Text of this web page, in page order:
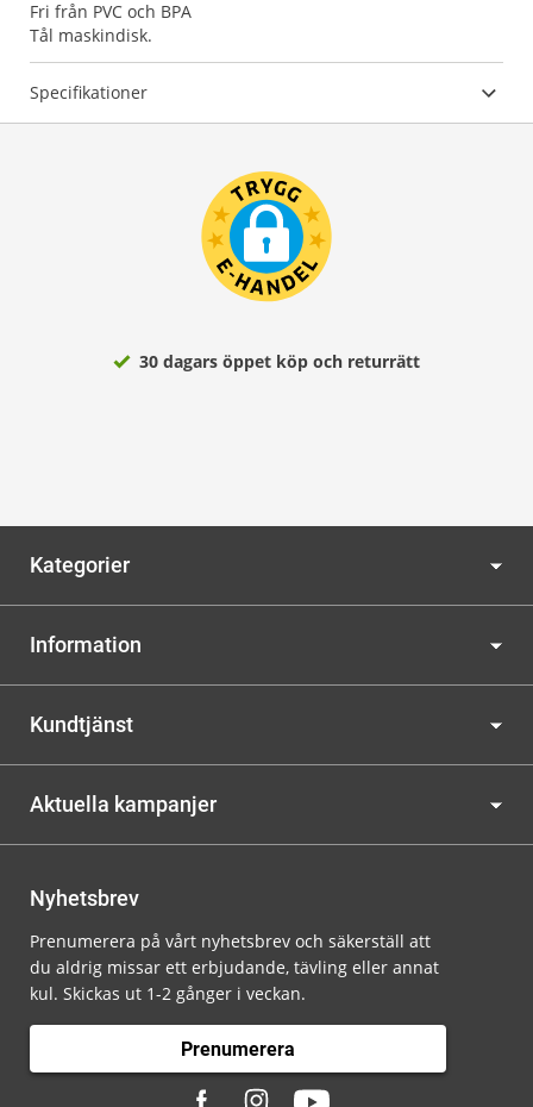
Fri från PVC och BPA
Tål maskindisk.
Specifikationer
30 dagars öppet köp och returrätt
Kategorier
Information
Kundtjänst
Aktuella kampanjer
Nyhetsbrev
Prenumerera på vårt nyhetsbrev och säkerställ att
du aldrig missar ett erbjudande, tävling eller annat
kul. Skickas ut 1-2 gånger i veckan.
Prenumerera